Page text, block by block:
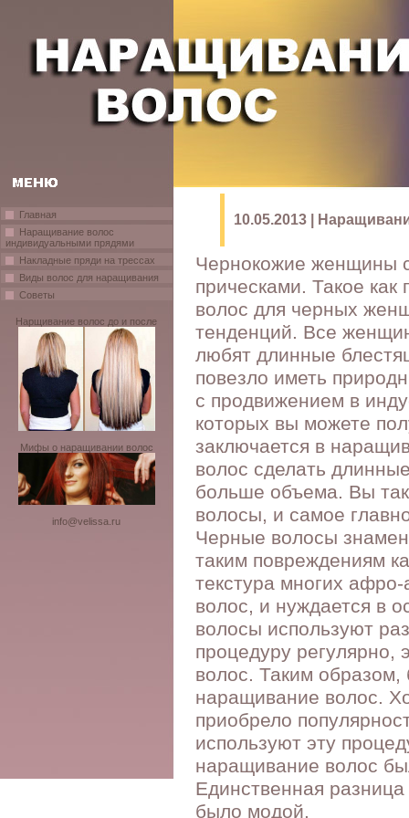
Главная
Наращивание волос
индивидуальными прядями
Накладные пряди на трессах
Виды волос для наращивания
Советы
Нарщивание волос до и после
Мифы о наращивании волос
info@velissa.ru
10.05.2013 |
Чернокожие женщины
прическами. Такое
волос для черных
тенденций. Все
любят длинные
повезло иметь
с продвижением в
которых вы можете
заключается в
волос сделать
больше объема. Вы
волосы, и самое
Черные волосы
таким повреждениям
текстура многих
волос, и нуждается в
волосы используют
процедуру регулярно,
волос. Таким
наращивание волос.
приобрело
используют эту
наращивание волос
Единственная
было модой.